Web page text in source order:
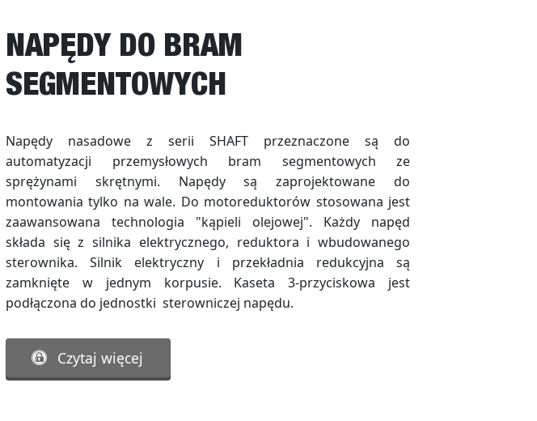
NAPĘDY DO BRAM
SEGMENTOWYCH
Napędy nasadowe z serii SHAFT przeznaczone są do
automatyzacji przemysłowych bram segmentowych ze
sprężynami skrętnymi. Napędy są zaprojektowane do
montowania tylko na wale. Do motoreduktorów stosowana jest
zaawansowana technologia "kąpieli olejowej". Każdy napęd
składa się z silnika elektrycznego, reduktora i wbudowanego
sterownika. Silnik elektryczny i przekładnia redukcyjna są
zamknięte w jednym korpusie. Kaseta 3-przyciskowa jest
podłączona do jednostki sterowniczej napędu.
Czytaj więcej